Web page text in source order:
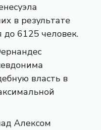
в результате
до 6125 человек.
власть в
Алексом